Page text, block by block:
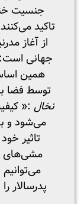
جنسیت
تاکید
از آغاز
جهانی
همین
توسط فضا
نخال :«
می‌شود و
تاثیر
مشی‌های
پدرسالار را